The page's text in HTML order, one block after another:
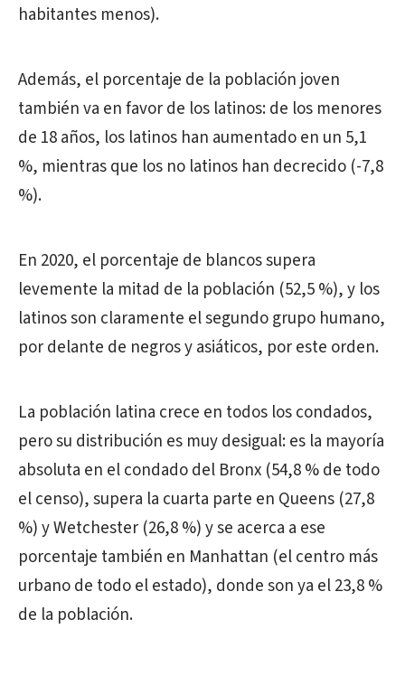
habitantes menos).
Además, el porcentaje de la población joven
también va en favor de los latinos: de los menores
de 18 años, los latinos han aumentado en un 5,1
%, mientras que los no latinos han decrecido (-7,8
%).
En 2020, el porcentaje de blancos supera
levemente la mitad de la población (52,5 %), y los
latinos son claramente el segundo grupo humano,
por delante de negros y asiáticos, por este orden.
La población latina crece en todos los condados,
pero su distribución es muy desigual: es la mayoría
absoluta en el condado del Bronx (54,8 % de todo
el censo), supera la cuarta parte en Queens (27,8
%) y Wetchester (26,8 %) y se acerca a ese
porcentaje también en Manhattan (el centro más
urbano de todo el estado), donde son ya el 23,8 %
de la población.